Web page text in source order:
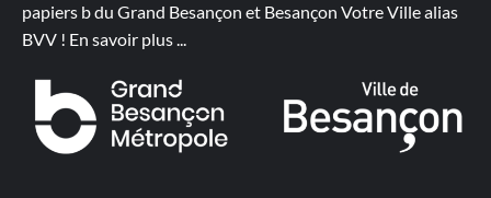
papiers b du Grand Besançon et Besançon Votre Ville alias
BVV ! En savoir plus...